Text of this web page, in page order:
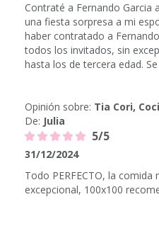
Contraté a Fernando Garcia
una fiesta sorpresa a mi
haber contratado a
todos los invitados, sin
hasta los de tercera edad. Se
Opinión sobre: Tia Cori,
De: Julia
5/5
31/12/2024
Todo PERFECTO, la
excepcional, 100x100